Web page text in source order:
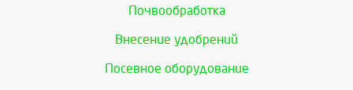
Почвообработка
Внесение удобрений
Посевное оборудование